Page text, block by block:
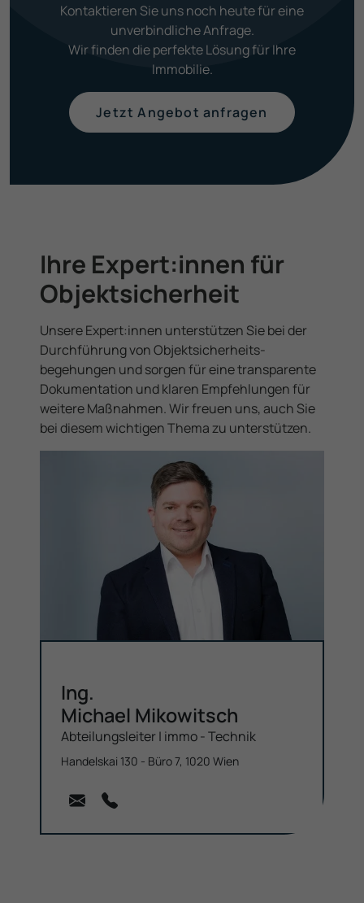
Kontaktieren Sie uns noch heute für eine
unverbind­liche Anfrage.
Wir finden die perfekte Lösung für Ihre
Immobilie.
Jetzt Angebot anfragen
Ihre Expert­:innen für
Objekt­sicherheit
Unsere Expert­:innen unterstützen Sie bei der
Durch­führung von Objekt­sicherheits­
begehungen und sorgen für eine trans­parente
Dokumen­tation und klaren Empfeh­lungen für
weitere Maßnahmen. Wir freuen uns, auch Sie
bei diesem wichtigen Thema zu unterstützen.
Ing.
Michael Mikowitsch
Abteilungs­leiter | immo - Technik
Handelskai 130 - Büro 7, 1020 Wien